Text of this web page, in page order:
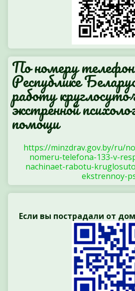
По номеру
Республике
работу
экстренной
помощи
https://minzdrav.gov.by/ru/
nomeru-telefona-133-v-
nachinaet-rabotu-
ekstrennoy-
Если вы пострадали от